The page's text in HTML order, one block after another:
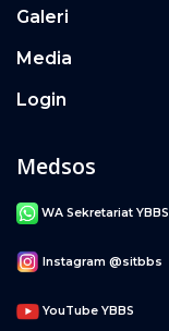
Galeri
Media
Login
Medsos
WA Sekretariat YBBS
Instagram @sitbbs
YouTube YBBS